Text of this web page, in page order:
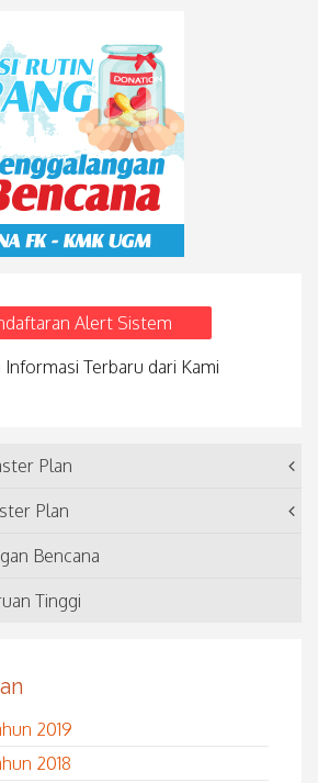
Alert Sistem
Informasi Terbaru dari Kami
Plan
Plan
Bencana
Tinggi
2019
2018